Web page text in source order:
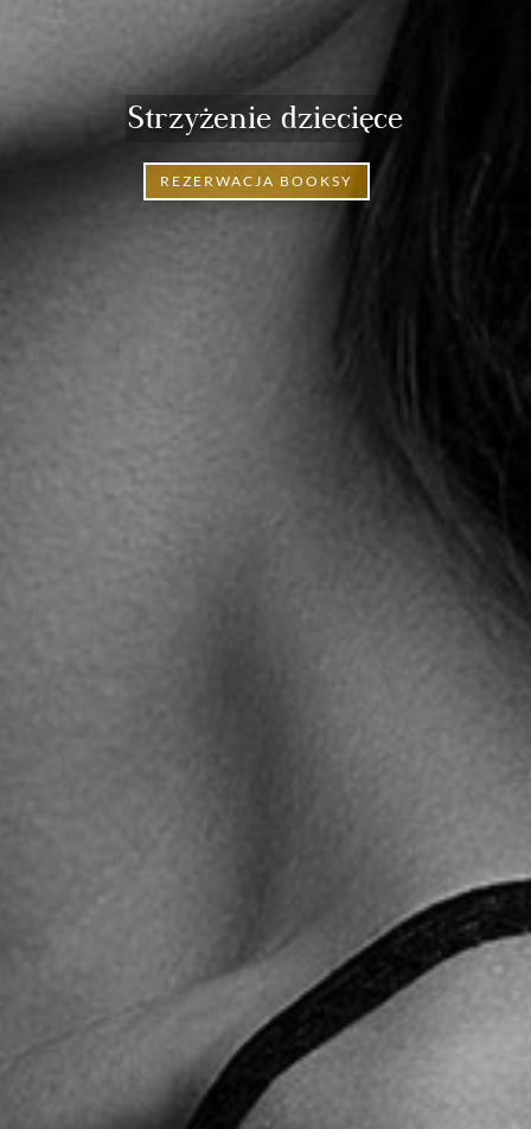
Strzyżenie dziecięce
REZERWACJA BOOKSY